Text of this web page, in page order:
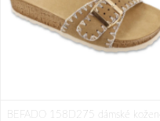
BEFADO 158D275 dámské kožené